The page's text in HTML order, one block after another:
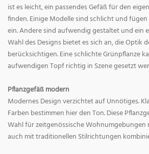
ist es leicht, ein passendes Gefäß für den
finden. Einige Modelle sind schlicht und
ein. Andere sind aufwendig gestaltet und ein
Wahl des Designs bietet es sich an, die Optik
berücksichtigen. Eine schlichte Grünpflanze
aufwendigen Topf richtig in Szene gesetzt
Pflanzgefäß modern
Modernes Design verzichtet auf Unnötiges.
Farben bestimmen hier den Ton. Diese
Wahl für zeitgenössische Wohnumgebungen
auch mit traditionellen Stilrichtungen